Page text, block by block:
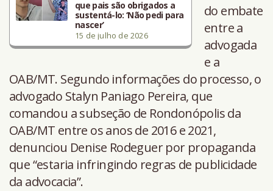
que pais são obrigados a
sustentá-lo: ‘Não pedi para
nascer’
15 de julho de 2026
do embate
entre a
advogada
e a
OAB/MT. Segundo informações do processo, o
advogado Stalyn Paniago Pereira, que
comandou a subseção de Rondonópolis da
OAB/MT entre os anos de 2016 e 2021,
denunciou Denise Rodeguer por propaganda
que “estaria infringindo regras de publicidade
da advocacia”.